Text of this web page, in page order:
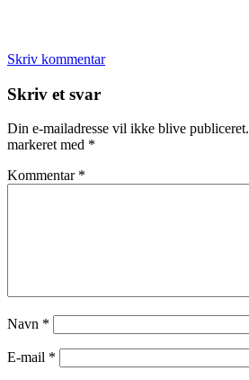
Skriv kommentar
Læserinteraktioner
Skriv et svar
Din e-mailadresse vil ikke blive publiceret.
markeret med *
Kommentar *
Navn *
E-mail *